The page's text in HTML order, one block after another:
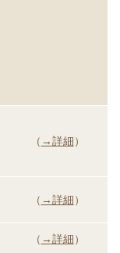
（ →詳細）
（ →詳細）
（ →詳細）